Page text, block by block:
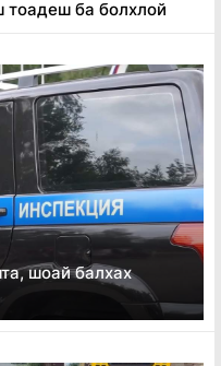
тоадеш ба болхлой
шоай балхах